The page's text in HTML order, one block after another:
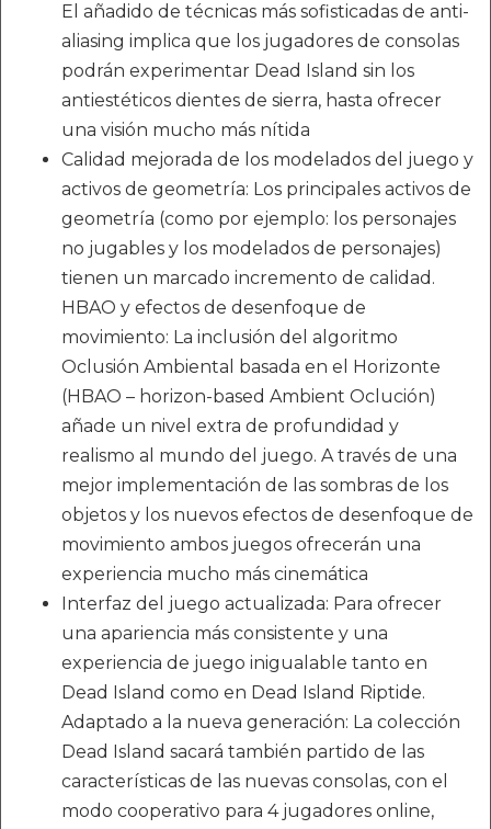
El añadido de técnicas más sofisticadas de anti-
aliasing implica que los jugadores de consolas
podrán experimentar Dead Island sin los
antiestéticos dientes de sierra, hasta ofrecer
una visión mucho más nítida
Calidad mejorada de los modelados del juego y
activos de geometría: Los principales activos de
geometría (como por ejemplo: los personajes
no jugables y los modelados de personajes)
tienen un marcado incremento de calidad.
HBAO y efectos de desenfoque de
movimiento: La inclusión del algoritmo
Oclusión Ambiental basada en el Horizonte
(HBAO – horizon-based Ambient Oclución)
añade un nivel extra de profundidad y
realismo al mundo del juego. A través de una
mejor implementación de las sombras de los
objetos y los nuevos efectos de desenfoque de
movimiento ambos juegos ofrecerán una
experiencia mucho más cinemática
Interfaz del juego actualizada: Para ofrecer
una apariencia más consistente y una
experiencia de juego inigualable tanto en
Dead Island como en Dead Island Riptide.
Adaptado a la nueva generación: La colección
Dead Island sacará también partido de las
características de las nuevas consolas, con el
modo cooperativo para 4 jugadores online,